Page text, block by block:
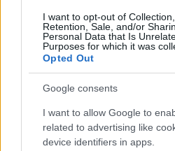
I want to opt-out of Collection,
Retention, Sale, and/or
Personal Data that Is
Purposes for which it was
Opted Out
Google consents
I want to allow Google to
related to advertising like
device identifiers in apps.
Ορθοστατική
απότομα!
17.12.2010
Υγεια
Μεγέθυνση στήθους
Υγεια
Το χάπι της επόμενης